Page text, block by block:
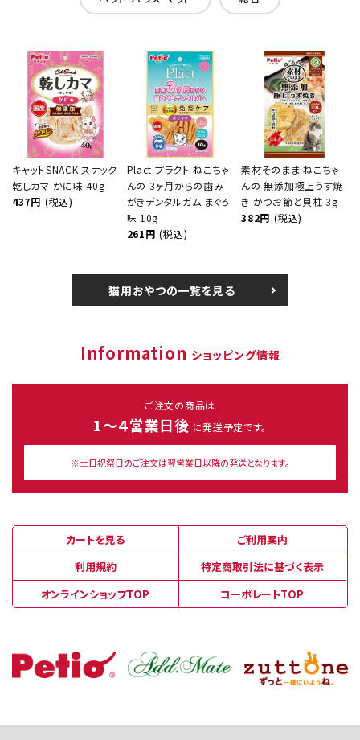
キャットSNACK スナック
乾しカマ かに味 40g
437円 (税込)
Plact プラクト ねこちゃ
んの 3ヶ月からの歯み
がきデンタルガム まぐろ
味 10g
261円 (税込)
素材そのまま ねこちゃ
んの 無添加極上うす焼
き かつお節と貝柱 3g
382円 (税込)
猫用おやつの一覧を見る
Information ショッピング情報
ご注文の商品は
1～４営業日後 に発送予定です。
※土日祝祭日のご注文は翌営業日以降の発送となります。
カートを見る
ご利用案内
利用規約
特定商取引法に基づく表示
オンラインショップTOP
コーポレートTOP